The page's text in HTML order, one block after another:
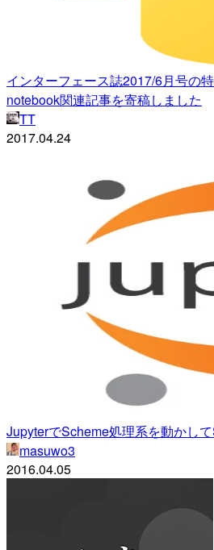
インターフェース誌2017/6月号の
notebook関連記事を寄稿しました
TT
2017.04.24
JupyterでScheme処理系を動かし
masuwo3
2016.04.05